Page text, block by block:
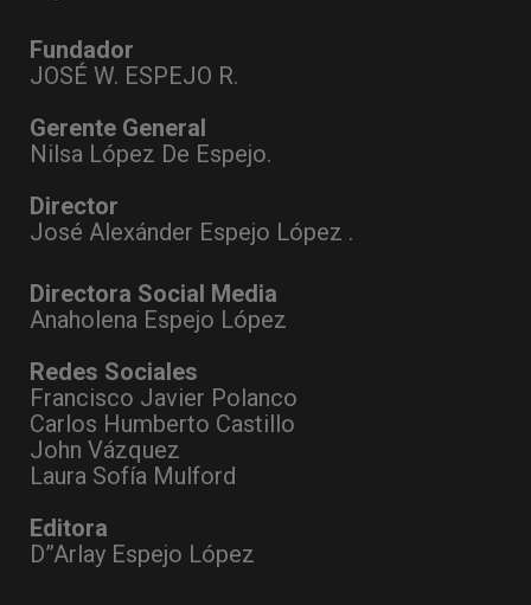
Fundador
JOSÉ W. ESPEJO R.
Gerente General
Nilsa López De Espejo.
Director
José Alexánder Espejo López .
Directora Social Media
Anaholena Espejo López
Redes Sociales
Francisco Javier Polanco
Carlos Humberto Castillo
John Vázquez
Laura Sofía Mulford
Editora
D”Arlay Espejo López